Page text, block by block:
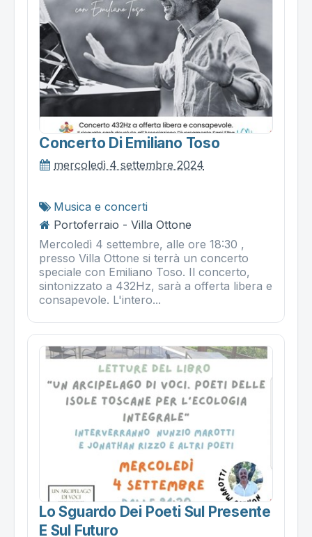
Concerto Di Emiliano Toso
mercoledì 4 settembre 2024
Musica e concerti
Portoferraio - Villa Ottone
Mercoledì 4 settembre, alle ore 18:30 ,
presso Villa Ottone si terrà un concerto
speciale con Emiliano Toso. Il concerto,
sintonizzato a 432Hz, sarà a offerta libera e
consapevole. L'intero...
Lo Sguardo Dei Poeti Sul Presente
E Sul Futuro